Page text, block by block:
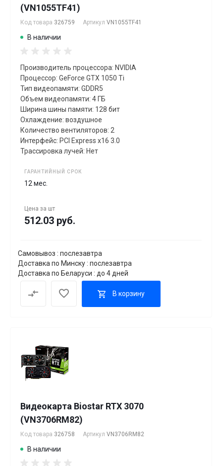
(VN1055TF41)
Код товара 326759 Артикул VN1055TF41
В наличии
Производитель процессора: NVIDIA
Процессор: GeForce GTX 1050 Ti
Тип видеопамяти: GDDR5
Объем видеопамяти: 4 ГБ
Ширина шины памяти: 128 бит
Охлаждение: воздушное
Количество вентиляторов: 2
Интерфейс: PCI Express x16 3.0
Трассировка лучей: Нет
ГАРАНТИЙНЫЙ СРОК
12 мес.
Цена за шт
512.03 руб.
Самовывоз : послезавтра
Доставка по Минску : послезавтра
Доставка по Беларуси : до 4 дней
В корзину
Видеокарта Biostar RTX 3070
(VN3706RM82)
Код товара 326758 Артикул VN3706RM82
В наличии